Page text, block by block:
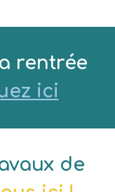
rentrée
ici
de